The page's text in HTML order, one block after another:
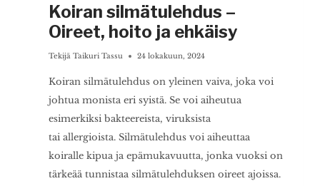
Koiran silmätulehdus –
Oireet, hoito ja ehkäisy
Tekijä Taikuri Tassu 24 lokakuun, 2024
Koiran silmätulehdus on yleinen vaiva, joka voi
johtua monista eri syistä. Se voi aiheutua
esimerkiksi bakteereista, viruksista
tai allergioista. Silmätulehdus voi aiheuttaa
koiralle kipua ja epämukavuutta, jonka vuoksi on
tärkeää tunnistaa silmätulehduksen oireet ajoissa.